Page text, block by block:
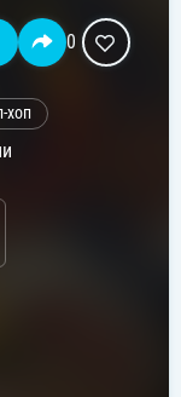
0
хоп